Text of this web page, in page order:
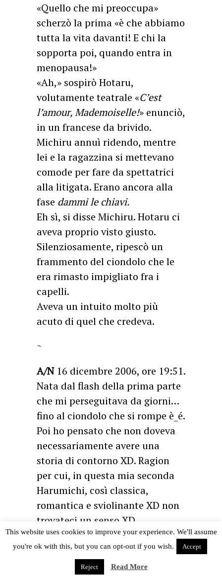
«Quello che mi preoccupa»
scherzò la prima «è che abbiamo
tutta la vita davanti! E chi la
sopporta poi, quando entra in
menopausa!»
«Ah,» sospirò Hotaru,
volutamente teatrale «C’est
l’amour, Mademoiselle!» enunciò,
in un francese da brivido.
Michiru annuì ridendo, mentre
lei e la ragazzina si mettevano
comode per fare da spettatrici
alla litigata. Erano ancora alla
fase dammi le chiavi.
Eh sì, si disse Michiru. Hotaru ci
aveva proprio visto giusto.
Silenziosamente, ripescò un
frammento del ciondolo che le
era rimasto impigliato fra i
capelli.
Aveva un intuito molto più
acuto di quel che credeva.
~
A/N16 dicembre 2006, ore 19:51.
Nata dal flash della prima parte
che mi perseguitava da giorni…
fino al ciondolo che si rompe è_é.
Poi ho pensato che non doveva
necessariamente avere una
storia di contorno XD. Ragion
per cui, in questa mia seconda
Harumichi, così classica,
romantica e sviolinante XD non
trovateci un senso XD.
Teoricamente ambientata dopo
la fine della 5^ serie, scritta con
la BGM commovente
This website uses cookies to improve your experience. We'll assume
you're ok with this, but you can opt-out if you wish.
Accept
Reject Read More